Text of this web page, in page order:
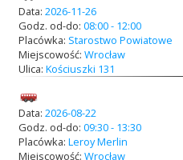
Data: 2026-11-26
Godz. od-do: 08:00 - 12:00
Placówka: Starostwo Powiatowe
Miejscowość: Wrocław
Ulica: Kościuszki 131
Data: 2026-08-22
Godz. od-do: 09:30 - 13:30
Placówka: Leroy Merlin
Miejscowość: Wrocław